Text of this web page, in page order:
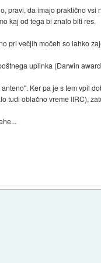
pravi, da imajo praktično
kaj od tega bi znalo biti res.
pri večjih močeh so lahko
uplinka (Darwin
Ker pa je s tem vpil
tudi oblačno vreme IIRC),